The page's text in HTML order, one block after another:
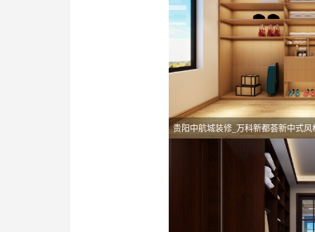
贵阳中航城装修_万科新都荟新中式风